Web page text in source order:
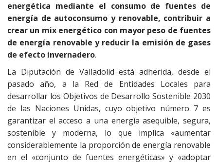
energética mediante el consumo de fuentes de
energía de autoconsumo y renovable, contribuir a
crear un mix energético con mayor peso de fuentes
de energía renovable y reducir la emisión de gases
de efecto invernadero.
La Diputación de Valladolid está adherida, desde el
pasado año, a la Red de Entidades Locales para
desarrollar los Objetivos de Desarrollo Sostenible 2030
de las Naciones Unidas, cuyo objetivo número 7 es
garantizar el acceso a una energía asequible, segura,
sostenible y moderna, lo que implica «aumentar
considerablemente la proporción de energía renovable
en el «conjunto de fuentes energéticas» y «adoptar